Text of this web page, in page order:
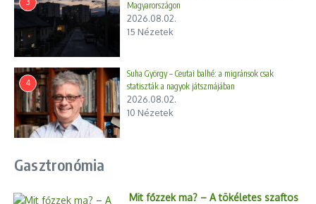
biztonságosan, gyorsan meg lehessen tenni, és ugyanez
mondható el azok szempontjából is, akik Magyarországon
élnek”. Pásztor Bálint fontosnak nevezte az utasbarát
vasútvonal beváltsa a hozzá fűzött reményeket.
A teherforgalom már tavaly elindult a Szeged és Szabadka
közötti vonalon, most pedig a személyforgalom is
megkezdődött. Naponta öt vonat indul Szegedről és öt vonat
a késő esti órákban indulnak. A menetidő a két város között
együtt – tájékoztatott a MÁV.
Magyarországon
2026.08.02.
15 Nézetek
4
Suha György – Ceutai balhé: a migránsok csak
statiszták a nagyok játszmájában
2026.08.02.
10 Nézetek
Gasztronómia
Mit főzzek ma? – A tökéletes szaftos